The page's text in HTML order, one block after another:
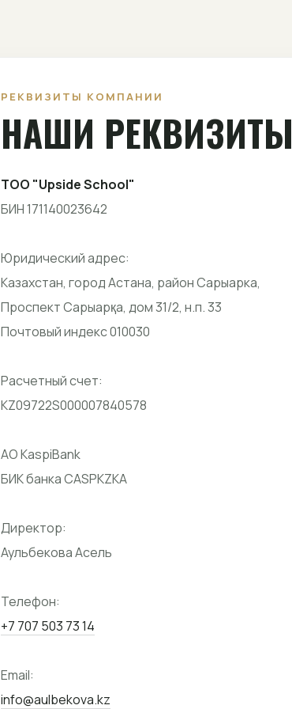
РЕКВИЗИТЫ КОМПАНИИ
НАШИ РЕКВИЗИТЫ
ТОО "Upside School"
БИН 171140023642
Юридический адрес:
Казахстан, город Астана, район Сарыарка,
Проспект Сарыарқа, дом 31/2, н.п. 33
Почтовый индекс 010030
Расчетный счет:
KZ09722S000007840578
АО KaspiBank
БИК банка CASPKZKA
Директор:
Аульбекова Асель
+7 707 503 73 14
info@aulbekova.kz